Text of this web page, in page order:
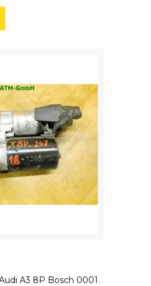
Anlasser Starter Audi A3 8P Bosch 0001121408 12v 02Z911023E